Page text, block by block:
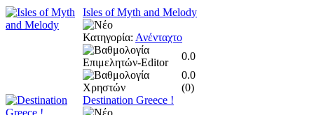
Isles of Myth and Melody
Κατηγορία: Ανένταχτο
0.0
0.0
(0)
Destination Greece !